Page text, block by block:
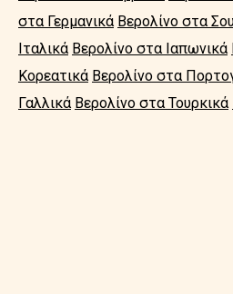
στα Γερμανικά Βερολίνο στα
Ιταλικά Βερολίνο στα Ιαπωνικά
Κορεατικά Βερολίνο στα
Γαλλικά Βερολίνο στα Τουρκικά